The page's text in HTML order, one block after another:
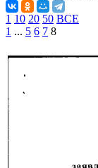
1 10 20 50 ВСЕ
1 ... 5 6 7 8